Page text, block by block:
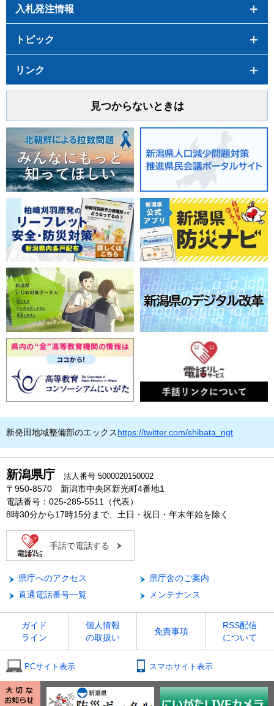
入札発注情報
トピック
リンク
見つからないときは
新発田地域整備部のエックスhttps://twitter.com/shibata_ngt
新潟県庁 法人番号 5000020150002
〒950-8570 新潟市中央区新光町4番地1
電話番号：025-285-5511（代表）
8時30分から17時15分まで、土日・祝日・年末年始を除く
手話で電話する
県庁へのアクセス
県庁舎のご案内
直通電話番号一覧
メンテナンス
ガイド
ライン
個人情報
の取扱い
免責事項
RSS配信
について
PCサイト表示 スマホサイト表示